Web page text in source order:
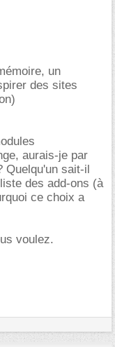
un
des sites
aurais-je par
Quelqu'un sait-il
des add-ons (à
ce choix a
voulez.